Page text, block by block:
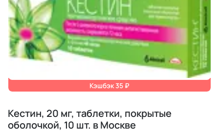
Кэшбэк 35 ₽
Кестин, 20 мг, таблетки, покрытые
оболочкой, 10 шт. в Москве